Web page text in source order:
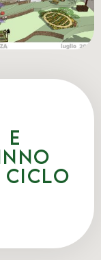
E
inno
ciclo